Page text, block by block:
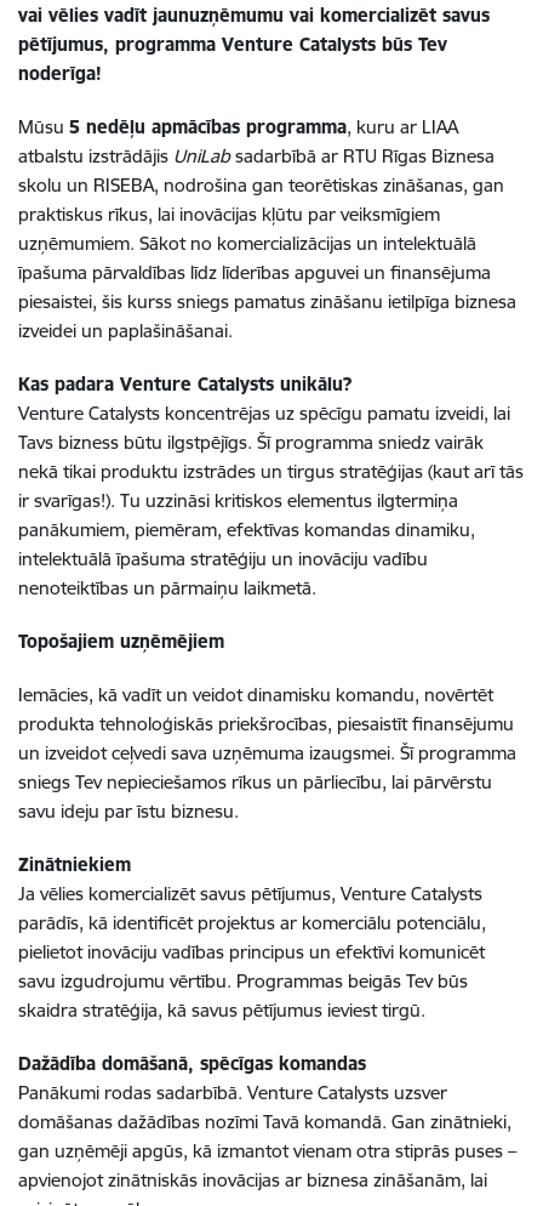
vai vēlies vadīt jaunuzņēmumu vai komercializēt savus
pētījumus, programma Venture Catalysts būs Tev
noderīga!
Mūsu 5 nedēļu apmācības programma, kuru ar LIAA
atbalstu izstrādājis UniLabsadarbībā ar RTU Rīgas Biznesa
skolu un RISEBA, nodrošina gan teorētiskas zināšanas, gan
praktiskus rīkus, lai inovācijas kļūtu par veiksmīgiem
uzņēmumiem. Sākot no komercializācijas un intelektuālā
īpašuma pārvaldības līdz līderības apguvei un finansējuma
piesaistei, šis kurss sniegs pamatus zināšanu ietilpīga biznesa
izveidei un paplašināšanai.
Kas padara Venture Catalysts unikālu?
Venture Catalysts koncentrējas uz spēcīgu pamatu izveidi, lai
Tavs bizness būtu ilgstpējīgs. Šī programma sniedz vairāk
nekā tikai produktu izstrādes un tirgus stratēģijas (kaut arī tās
ir svarīgas!). Tu uzzināsi kritiskos elementus ilgtermiņa
panākumiem, piemēram, efektīvas komandas dinamiku,
intelektuālā īpašuma stratēģiju un inovāciju vadību
nenoteiktības un pārmaiņu laikmetā.
Topošajiem uzņēmējiem
Iemācies, kā vadīt un veidot dinamisku komandu, novērtēt
produkta tehnoloģiskās priekšrocības, piesaistīt finansējumu
un izveidot ceļvedi sava uzņēmuma izaugsmei. Šī programma
sniegs Tev nepieciešamos rīkus un pārliecību, lai pārvērstu
savu ideju par īstu biznesu.
Zinātniekiem
Ja vēlies komercializēt savus pētījumus, Venture Catalysts
parādīs, kā identificēt projektus ar komerciālu potenciālu,
pielietot inovāciju vadības principus un efektīvi komunicēt
savu izgudrojumu vērtību. Programmas beigās Tev būs
skaidra stratēģija, kā savus pētījumus ieviest tirgū.
Dažādība domāšanā, spēcīgas komandas
Panākumi rodas sadarbībā. Venture Catalysts uzsver
domāšanas dažādības nozīmi Tavā komandā. Gan zinātnieki,
gan uzņēmēji apgūs, kā izmantot vienam otra stiprās puses –
apvienojot zinātniskās inovācijas ar biznesa zināšanām, lai